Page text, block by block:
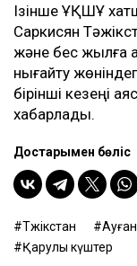
Ізінше ҰҚШҰ
Саркисян
және бес жылға
нығайту
бірінші кезеңі
хабарлады.
Достарыңмен бөліс
Тәжікстан
Қарулы күштер